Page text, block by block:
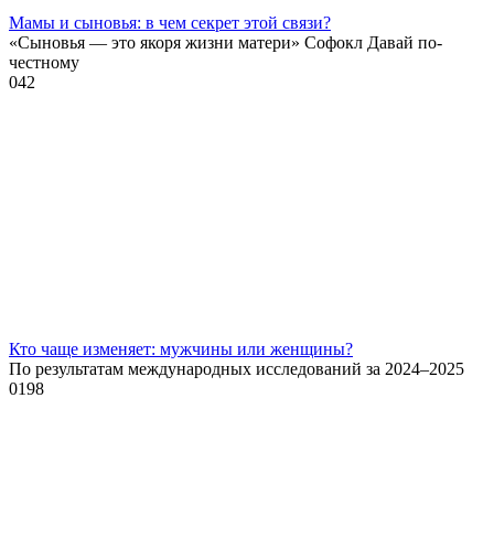
Мамы и сыновья: в чем секрет этой связи?
«Сыновья — это якоря жизни матери» Софокл Давай по-
честному
042
Кто чаще изменяет: мужчины или женщины?
По результатам международных исследований за 2024–2025
0198